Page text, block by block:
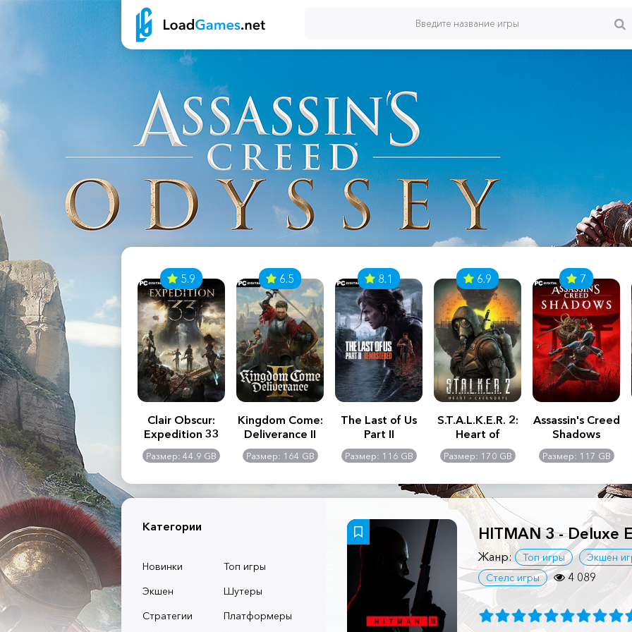
2:
-
GB
Assassin's Creed
Shadows
Размер: 117 GB
5.9
Clair Obscur:
Expedition 33
Размер: 44.9 GB
6.5
Kingdom Come:
Deliverance II
Размер: 164 GB
8.1
The Last of Us
Part II
Remastered
Размер: 116 GB
6.9
S.T.A.L.K.E.R. 2:
Heart of
Chernobyl -
Ultimate Edition
Размер: 170 GB
7
Assassin's Creed
Shadows
Размер: 117 GB
Категории
Новинки
Топ игры
Экшен
Шутеры
Стратегии
Платформеры
HITMAN 3 - Deluxe
Жанр: Топ игры Экшен
Стелс игры
4 089